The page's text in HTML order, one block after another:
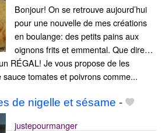
Bonjour! On se retrouve aujourd’hui
pour une nouvelle de mes créations
en boulange: des petits pains aux
oignons frits et emmental. Que dire…
RÉGAL! Je vous propose de les
tomates et poivrons comme...
de nigelle et sésame -
justepourmanger